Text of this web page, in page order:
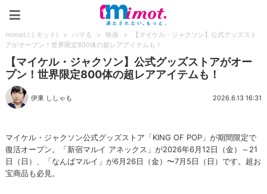
mimot.(ミモット) > ハマる > 映画 >
【マイケル・ジャクソン】公式グッズスト
アがオープン！世界限定800体の超レアアイテムも！
【マイケル・ジャクソン】公式グッズストアがオー
プン！世界限定800体の超レアアイテムも！
伊東 ししゃも 2026.6.13 16:31
マイケル・ジャクソン公式グッズストア「KING OF POP」が期間限定で
復活オープン。「新宿マルイ アネックス」が2026年6月12日（金）～21
日（日）、「なんばマルイ」が6月26日（金）〜7月5日（日）です。超お
宝商品も必見。